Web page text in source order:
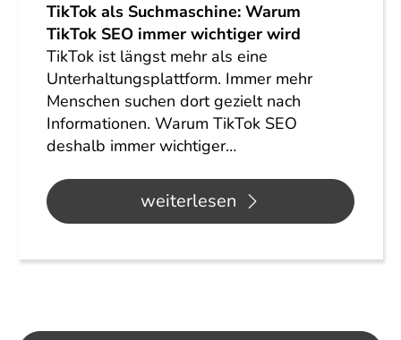
TikTok als Suchmaschine: Warum
TikTok SEO immer wichtiger wird
TikTok ist längst mehr als eine
Unterhaltungsplattform. Immer mehr
Menschen suchen dort gezielt nach
Informationen. Warum TikTok SEO
deshalb immer wichtiger…
weiterlesen